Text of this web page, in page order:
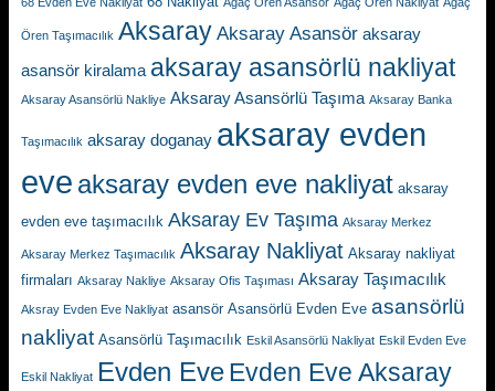
Ören Taşımacılık Aksaray Aksaray Asansör aksaray
asansör kiralama aksaray asansörlü nakliyat
Aksaray Asansörlü Nakliye Aksaray Asansörlü Taşıma Aksaray Banka
Taşımacılık aksaray doganay aksaray evden
eve aksaray evden eve nakliyat aksaray
evden eve taşımacılık Aksaray Ev Taşıma Aksaray Merkez
Aksaray Merkez Taşımacılık Aksaray Nakliyat Aksaray nakliyat
firmaları Aksaray Nakliye Aksaray Ofis Taşıması Aksaray Taşımacılık
Aksray Evden Eve Nakliyat asansör Asansörlü Evden Eve asansörlü
nakliyat Asansörlü Taşımacılık Eskil Asansörlü Nakliyat Eskil Evden Eve
Eskil Nakliyat Evden EveEvden Eve Aksaray